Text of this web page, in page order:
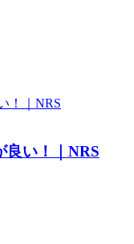
良い！｜NRS